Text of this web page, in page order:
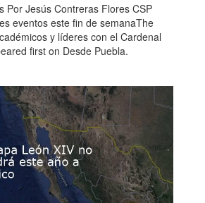
Por Jesús Contreras Flores CSP
eventos este fin de semanaThe
y líderes con el Cardenal
first on Desde Puebla.